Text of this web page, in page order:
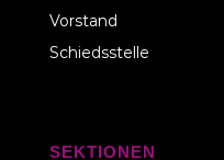
Vorstand
Schiedsstelle
SEKTIONEN